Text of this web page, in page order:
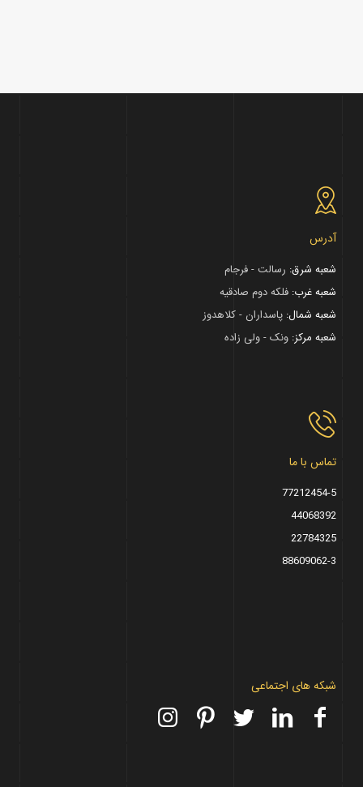
آدرس
شعبه شرق: رسالت - فرجام
شعبه غرب: فلکه دوم صادقیه
شعبه شمال: پاسداران - کلاهدوز
شعبه مرکز: ونک - ولی زاده
تماس با ما
77212454-5
44068392
22784325
88609062-3
شبکه های اجتماعی